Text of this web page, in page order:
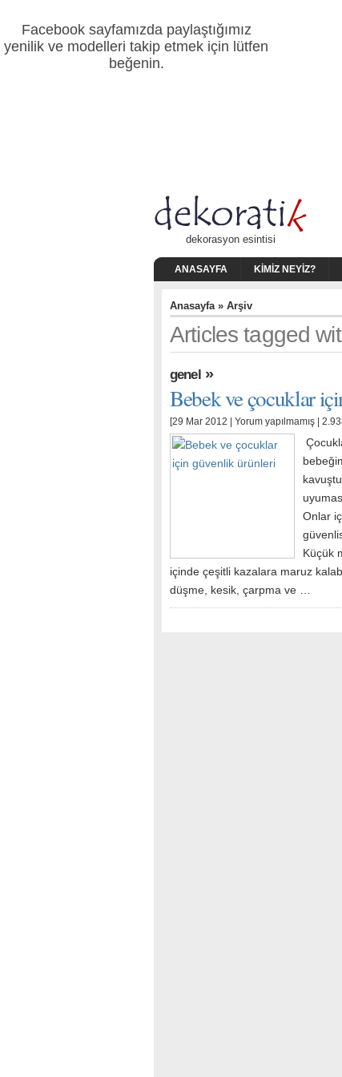
Facebook sayfamızda paylaştığımız
yenilik ve modelleri takip etmek için lütfen
beğenin.
dekorasyon esintisi
ANASAYFA KIMIZ NEYIZ?
Anasayfa» Arşiv
Articles tagged
genel»
Bebek ve çocuklar
[29 Mar 2012 | Yorum yapılmamış |
Onlar
Küçük
içinde çeşitli kazalara maruz
düşme, kesik, çarpma ve …